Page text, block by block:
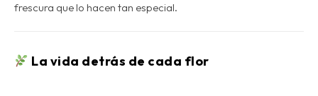
frescura que lo hacen tan especial.
La vida detrás de cada flor